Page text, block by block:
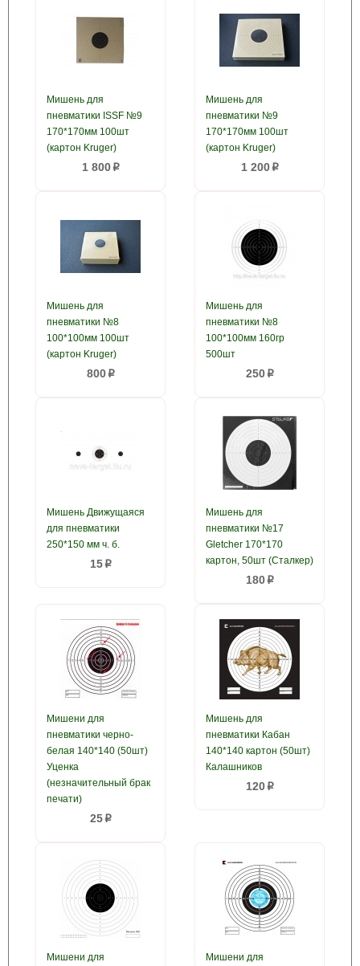
Мишень для
пневматики ISSF №9
170*170мм 100шт
(картон Kruger)
1 800p
Мишень для
пневматики №9
170*170мм 100шт
(картон Kruger)
1 200p
Мишень для
пневматики №8
100*100мм 100шт
(картон Kruger)
800p
Мишень для
пневматики №8
100*100мм 160гр
500шт
250p
Мишень Движущаяся
для пневматики
250*150 мм ч. б.
15p
Мишень для
пневматики №17
Gletcher 170*170
картон, 50шт (Сталкер)
180p
Мишени для
пневматики черно-
белая 140*140 (50шт)
Уценка
(незначительный брак
печати)
25p
Мишень для
пневматики Кабан
140*140 картон (50шт)
Калашников
120p
Мишени для Мишени для